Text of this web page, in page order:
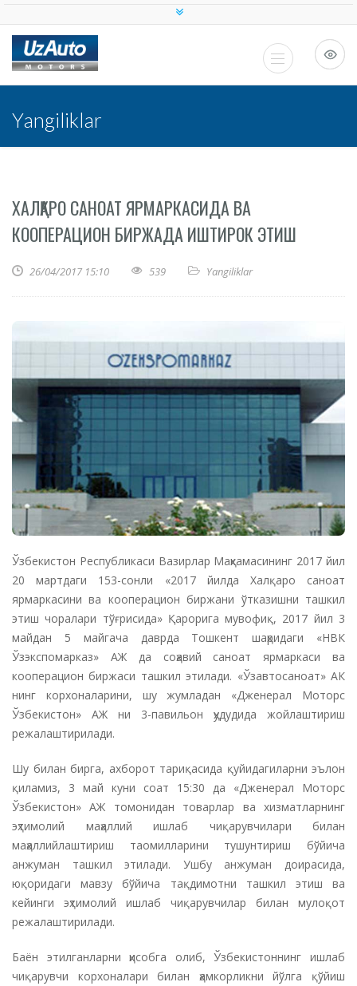
Yangiliklar
ХАЛҚАРО САНОАТ ЯРМАРКАСИДА ВА
КООПЕРАЦИОН БИРЖАДА ИШТИРОК ЭТИШ
26/04/2017 15:10 539 Yangiliklar
Ўзбекистон Республикаси Вазирлар Маҳкамасининг 2017 йил
20 мартдаги 153-сонли «2017 йилда Халқаро саноат
ярмаркасини ва кооперацион биржани ўтказишни ташкил
этиш чоралари тўғрисида» Қарорига мувофиқ, 2017 йил 3
майдан 5 майгача даврда Тошкент шаҳридаги «НВК
Ўзэкспомарказ» АЖ да соҳавий саноат ярмаркаси ва
кооперацион биржаси ташкил этилади. «Ўзавтосаноат» АК
нинг корхоналарини, шу жумладан «Дженерал Моторс
Ўзбекистон» АЖ ни 3-павильон ҳудудида жойлаштириш
режалаштирилади.
Шу билан бирга, ахборот тариқасида қуйидагиларни эълон
қиламиз, 3 май куни соат 15:30 да «Дженерал Моторс
Ўзбекистон» АЖ томонидан товарлар ва хизматларнинг
эҳтимолий маҳаллий ишлаб чиқарувчилари билан
маҳаллийлаштириш таомилларини тушунтириш бўйича
анжуман ташкил этилади. Ушбу анжуман доирасида,
юқоридаги мавзу бўйича тақдимотни ташкил этиш ва
кейинги эҳтимолий ишлаб чиқарувчилар билан мулоқот
режалаштирилади.
Баён этилганларни ҳисобга олиб, Ўзбекистоннинг ишлаб
чиқарувчи корхоналари билан ҳамкорликни йўлга қўйиш